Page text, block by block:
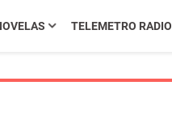
TELEMETRO RADIO